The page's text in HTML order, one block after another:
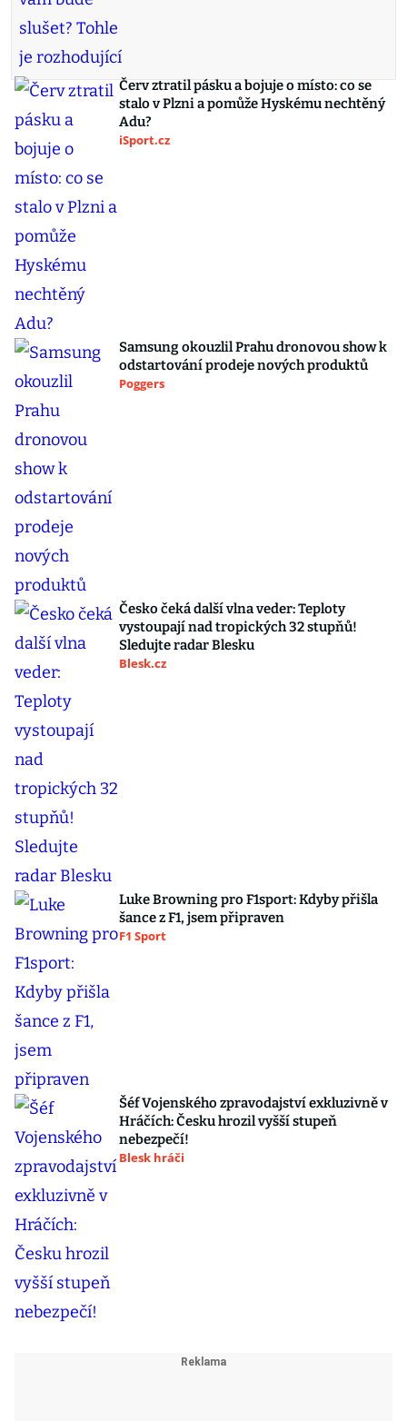
Červ ztratil pásku a bojuje o místo: co se
stalo v Plzni a pomůže Hyskému nechtěný
Adu?
iSport.cz
Samsung okouzlil Prahu dronovou show k
odstartování prodeje nových produktů
Poggers
Česko čeká další vlna veder: Teploty
vystoupají nad tropických 32 stupňů!
Sledujte radar Blesku
Blesk.cz
Luke Browning pro F1sport: Kdyby přišla
šance z F1, jsem připraven
F1 Sport
Šéf Vojenského zpravodajství exkluzivně v
Hráčích: Česku hrozil vyšší stupeň
nebezpečí!
Blesk hráči